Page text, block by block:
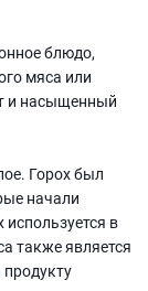
блюдо,
мяса или
и насыщенный
Горох был
начали
в
также является